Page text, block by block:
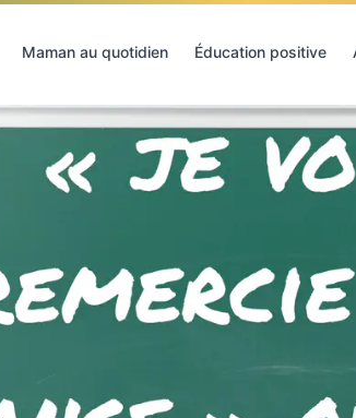
Maman au quotidien Éducation positive